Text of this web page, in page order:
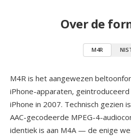
Over de
M4R
M4R is het aangewezen
iPhone-apparaten,
iPhone in 2007. Technisch gezien
AAC-gecodeerde MPEG-4-
identiek is aan M4A — de enige